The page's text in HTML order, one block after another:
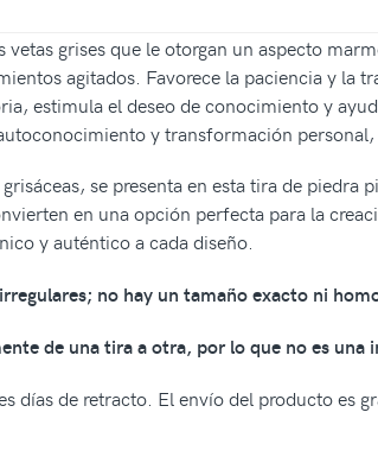
grises que le otorgan un aspecto
agitados. Favorece la paciencia y
estimula el deseo de conocimiento y
y transformación
se presenta en esta tira de piedra
en una opción perfecta para la
y auténtico a cada diseño.
no hay un tamaño exacto ni
de una tira a otra, por lo que no es una
días de retracto. El envío del producto es